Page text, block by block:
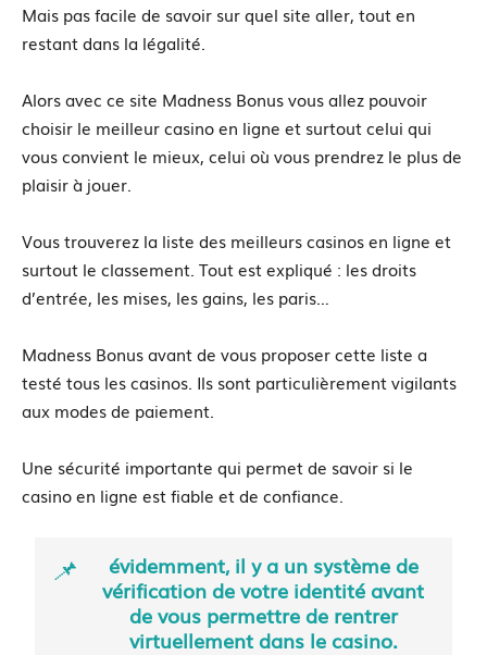
Mais pas facile de savoir sur quel site aller, tout en
restant dans la légalité.
Alors avec ce site Madness Bonus vous allez pouvoir
choisir le meilleur casino en ligne et surtout celui qui
vous convient le mieux, celui où vous prendrez le plus de
plaisir à jouer.
Vous trouverez la liste des meilleurs casinos en ligne et
surtout le classement. Tout est expliqué : les droits
d’entrée, les mises, les gains, les paris…
Madness Bonus avant de vous proposer cette liste a
testé tous les casinos. Ils sont particulièrement vigilants
aux modes de paiement.
Une sécurité importante qui permet de savoir si le
casino en ligne est fiable et de confiance.
évidemment, il y a un système de
vérification de votre identité avant
de vous permettre de rentrer
virtuellement dans le casino.